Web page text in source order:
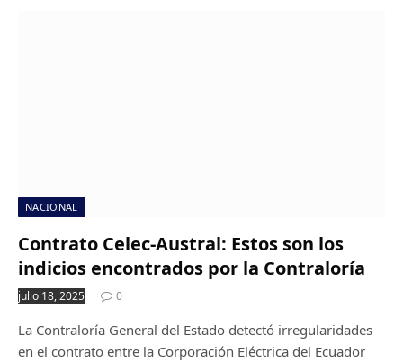
NACIONAL
Contrato Celec-Austral: Estos son los
indicios encontrados por la Contraloría
julio 18, 2025 0
La Contraloría General del Estado detectó irregularidades
en el contrato entre la Corporación Eléctrica del Ecuador